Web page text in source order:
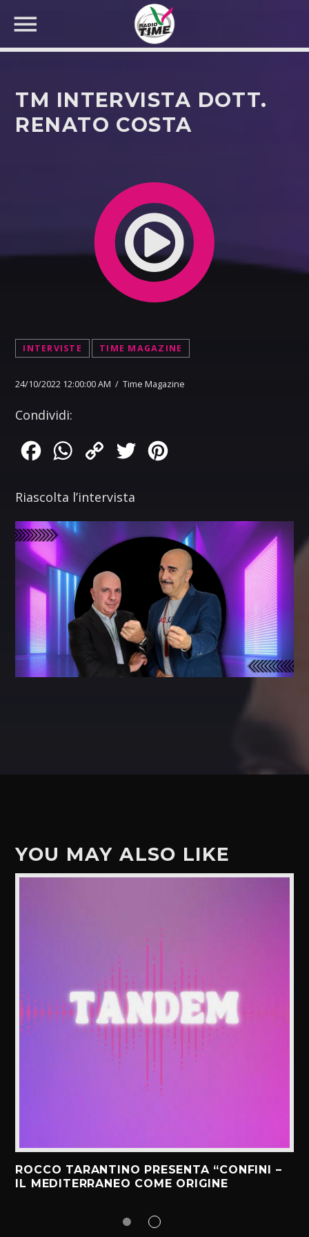
TM INTERVISTA DOTT.
RENATO COSTA
INTERVISTE TIME MAGAZINE
24/10/2022 12:00:00 AM / Time Magazine
Condividi:
FacebookWhatsApp
Copy
Twitter
Riascolta l’intervista
YOU MAY ALSO LIKE
ROCCO TARANTINO PRESENTA “CONFINI –
IL MEDITERRANEO COME ORIGINE